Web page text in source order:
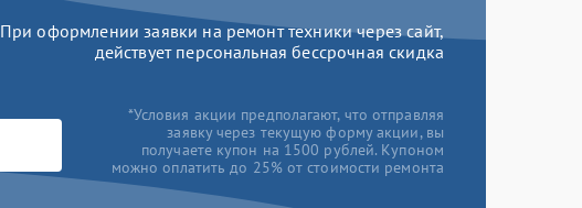
При оформлении заявки на ремонт техники через сайт,
действует персональная бессрочная скидка
*Условия акции предполагают, что отправляя
заявку через текущую форму акции, вы
получаете купон на 1500 рублей. Купоном
можно оплатить до 25% от стоимости ремонта